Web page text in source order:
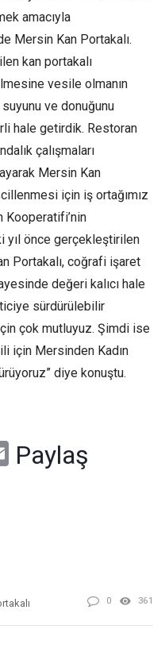
amacıyla
Mersin Kan Portakalı.
kan portakalı
vesile olmanın
ve donuğunu
hale getirdik. Restoran
çalışmaları
Mersin Kan
için iş ortağımız
Kooperatifi’nin
yıl önce gerçekleştirilen
Portakalı, coğrafi işaret
değeri kalıcı hale
sürdürülebilir
çok mutluyuz. Şimdi ise
için Mersinden Kadın
diye konuştu.
Email
Paylaş
0 361